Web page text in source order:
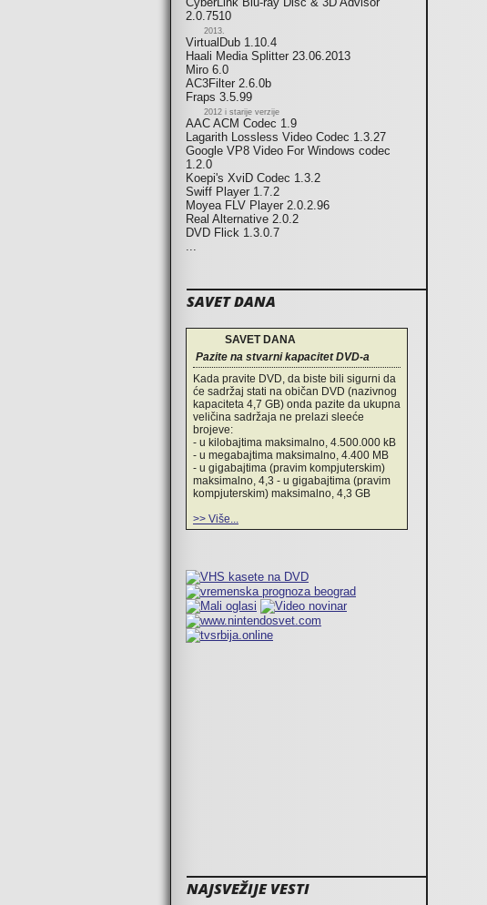
2.0.7510
2013.
VirtualDub 1.10.4
Haali Media Splitter 23.06.2013
Miro 6.0
AC3Filter 2.6.0b
Fraps 3.5.99
2012 i starije verzije
AAC ACM Codec 1.9
Lagarith Lossless Video Codec 1.3.27
Google VP8 Video For Windows codec
1.2.0
Koepi's XviD Codec 1.3.2
Swiff Player 1.7.2
Moyea FLV Player 2.0.2.96
Real Alternative 2.0.2
DVD Flick 1.3.0.7
...
SAVET DANA
SAVET DANA
Pazite na stvarni kapacitet DVD-a
Kada pravite DVD, da biste bili sigurni da
će sadržaj stati na običan DVD (nazivnog
kapaciteta 4,7 GB) onda pazite da ukupna
veličina sadržaja ne prelazi sleeće
brojeve:
- u kilobajtima maksimalno, 4.500.000 kB
- u megabajtima maksimalno, 4.400 MB
- u gigabajtima (pravim kompjuterskim)
maksimalno, 4,3 - u gigabajtima (pravim
kompjuterskim) maksimalno, 4,3 GB
>> Više...
NAJSVEŽIJE VESTI